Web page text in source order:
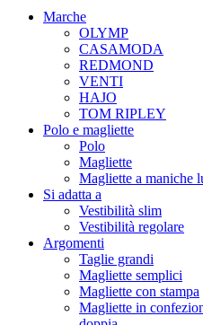
Marche
OLYMP
CASAMODA
REDMOND
VENTI
HAJO
TOM RIPLEY
Polo e magliette
Polo
Magliette
Magliette a maniche
Si adatta a
Vestibilità slim
Vestibilità regolare
Argomenti
Taglie grandi
Magliette semplici
Magliette con stampa
Magliette in